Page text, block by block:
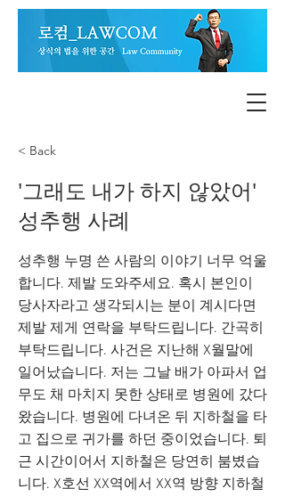
< Back
'그래도 내가 하지 않았어'
성추행 사례
성추행 누명 쓴 사람의 이야기 너무 억울
합니다. 제발 도와주세요. 혹시 본인이
당사자라고 생각되시는 분이 계시다면
제발 제게 연락을 부탁드립니다. 간곡히
부탁드립니다. 사건은 지난해 X월말에
일어났습니다. 저는 그날 배가 아파서 업
무도 채 마치지 못한 상태로 병원에 갔다
왔습니다. 병원에 다녀온 뒤 지하철을 타
고 집으로 귀가를 하던 중이었습니다. 퇴
근 시간이어서 지하철은 당연히 붐볐습
니다. X호선 XX역에서 XX역 방향 지하철